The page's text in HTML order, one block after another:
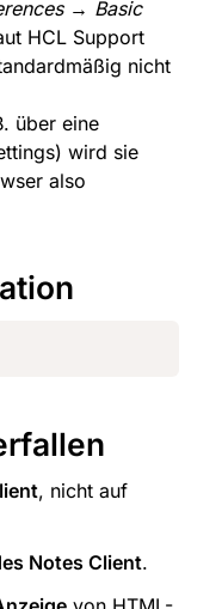
→ Basic
HCL Support
nicht
über eine
wird sie
also
, nicht auf
Notes Client.